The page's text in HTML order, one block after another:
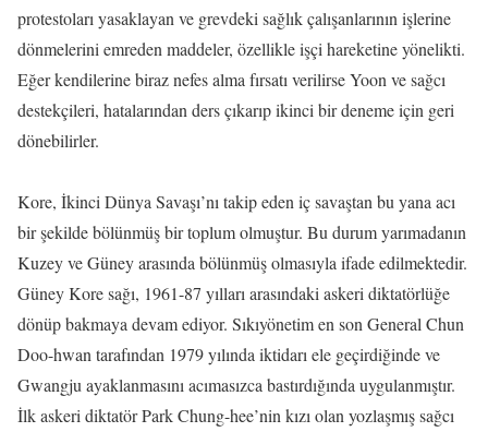
protestoları yasaklayan ve grevdeki sağlık çalışanlarının işlerine
dönmelerini emreden maddeler, özellikle işçi hareketine yönelikti.
Eğer kendilerine biraz nefes alma fırsatı verilirse Yoon ve sağcı
destekçileri, hatalarından ders çıkarıp ikinci bir deneme için geri
dönebilirler.
Kore, İkinci Dünya Savaşı’nı takip eden iç savaştan bu yana acı
bir şekilde bölünmüş bir toplum olmuştur. Bu durum yarımadanın
Kuzey ve Güney arasında bölünmüş olmasıyla ifade edilmektedir.
Güney Kore sağı, 1961-87 yılları arasındaki askeri diktatörlüğe
dönüp bakmaya devam ediyor. Sıkıyönetim en son General Chun
Doo-hwan tarafından 1979 yılında iktidarı ele geçirdiğinde ve
Gwangju ayaklanmasını acımasızca bastırdığında uygulanmıştır.
İlk askeri diktatör Park Chung-hee’nin kızı olan yozlaşmış sağcı